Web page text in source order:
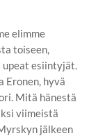
elimme
toiseen,
upeat esiintyjät.
Eronen, hyvä
Mitä hänestä
viimeistä
jälkeen